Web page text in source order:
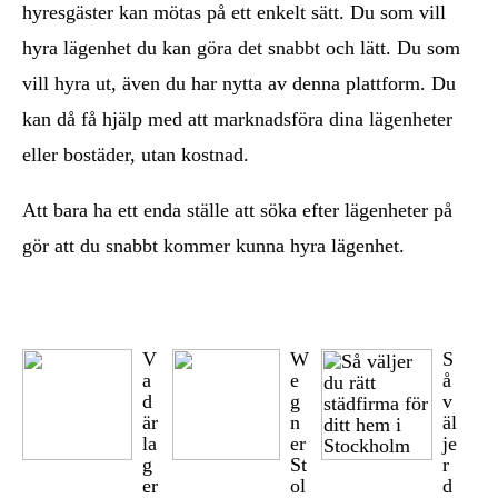
hyresgäster kan mötas på ett enkelt sätt. Du som vill
hyra lägenhet du kan göra det snabbt och lätt. Du som
vill hyra ut, även du har nytta av denna plattform. Du
kan då få hjälp med att marknadsföra dina lägenheter
eller bostäder, utan kostnad.
Att bara ha ett enda ställe att söka efter lägenheter på
gör att du snabbt kommer kunna hyra lägenhet.
V
a
d
är
la
g
er
W
e
g
n
er
St
ol
S
å
v
äl
je
r
d